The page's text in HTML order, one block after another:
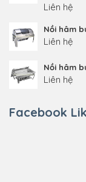
Liên hệ
Nồi hâm
Liên hệ
Nồi hâm
Liên hệ
Facebook